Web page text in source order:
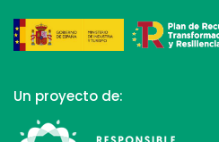
Un proyecto de: